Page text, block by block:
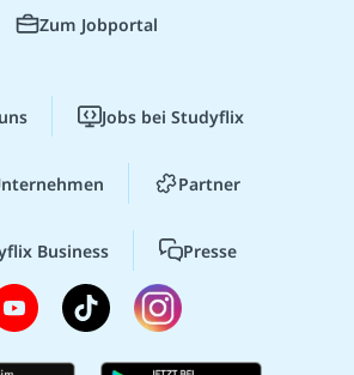
Zum Jobportal
Jobs bei Studyflix
Partner
Business Presse